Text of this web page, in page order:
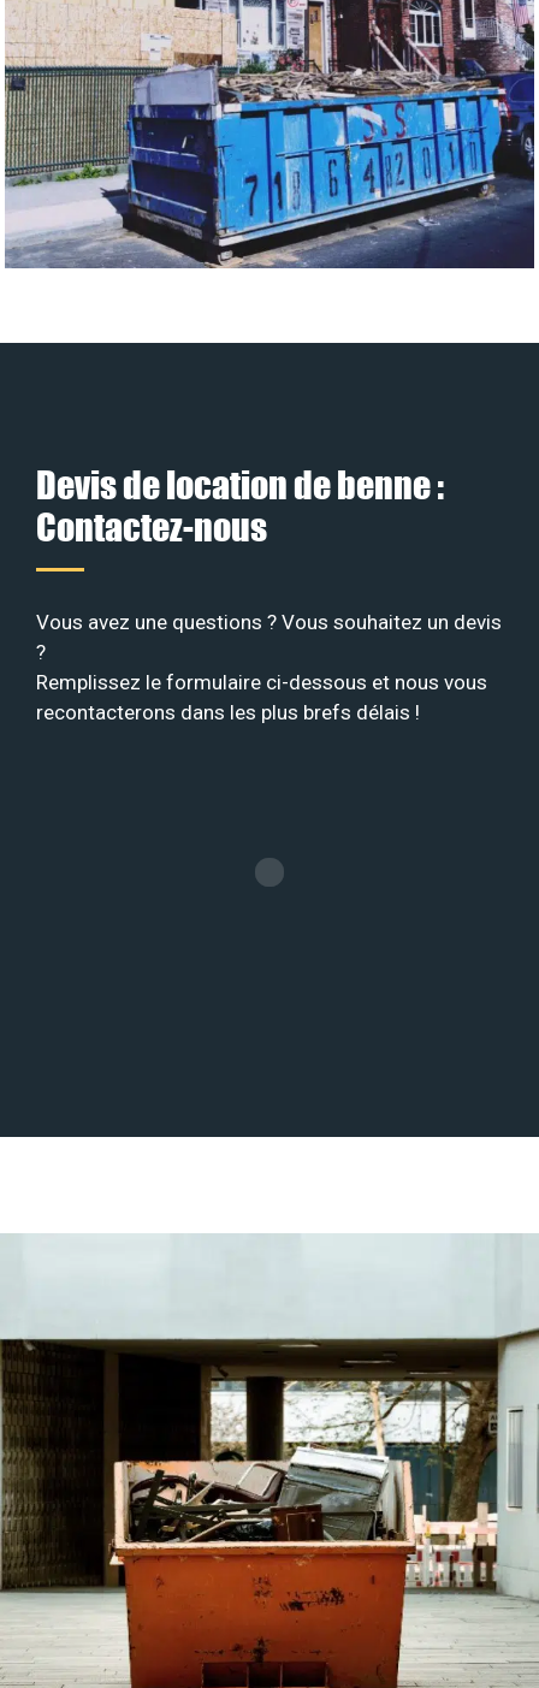
Devis de location de benne :
Contactez-nous
Vous avez une questions ? Vous souhaitez un devis
?
Remplissez le formulaire ci-dessous et nous vous
recontacterons dans les plus brefs délais !